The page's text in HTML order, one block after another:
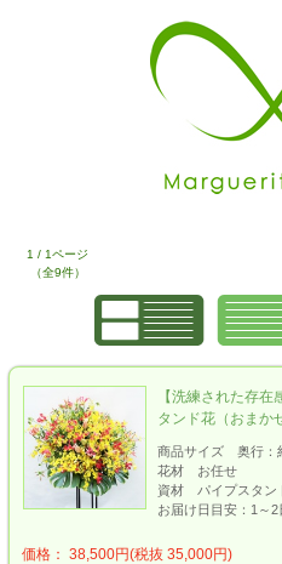
1 / 1ページ
（全9件）
【洗練された存
タンド花（おまか
商品サイズ 奥行：
花材 お任せ
資材 パイプスタン
お届け日目安：1～2
価格： 38,500円(税抜 35,000円)